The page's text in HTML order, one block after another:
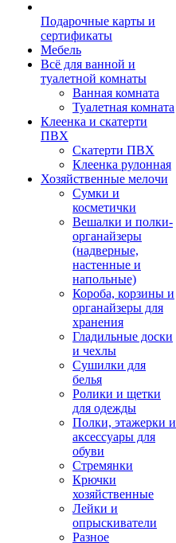
Подарочные карты и
сертификаты
Мебель
Всё для ванной и
туалетной комнаты
Ванная комната
Туалетная комната
Клеенка и скатерти
ПВХ
Скатерти ПВХ
Клеенка рулонная
Хозяйственные мелочи
Сумки и
косметички
Вешалки и полки-
органайзеры
(надверные,
настенные и
напольные)
Короба, корзины и
органайзеры для
хранения
Гладильные доски
и чехлы
Сушилки для
белья
Ролики и щетки
для одежды
Полки, этажерки и
аксессуары для
обуви
Стремянки
Крючки
хозяйственные
Лейки и
опрыскиватели
Разное